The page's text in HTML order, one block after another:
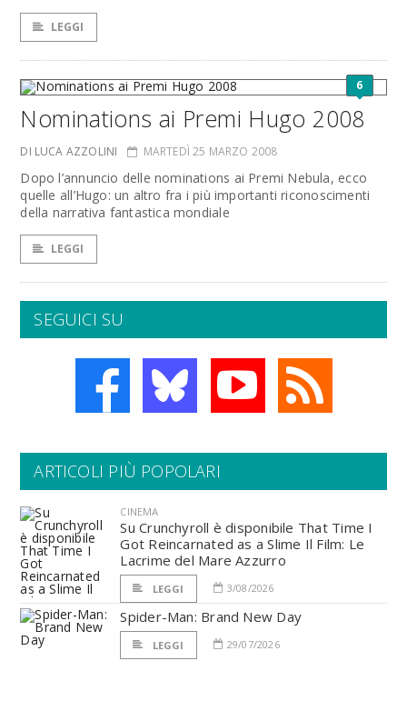
LEGGI
6
Nominations ai Premi Hugo 2008
DI LUCA AZZOLINI MARTEDÌ 25 MARZO 2008
Dopo l’annuncio delle nominations ai Premi Nebula, ecco
quelle all’Hugo: un altro fra i più importanti riconoscimenti
della narrativa fantastica mondiale
LEGGI
SEGUICI SU
ARTICOLI PIÙ POPOLARI
CINEMA
Su Crunchyroll è disponibile That Time I
Got Reincarnated as a Slime Il Film: Le
Lacrime del Mare Azzurro
LEGGI 3/08/2026
Spider-Man: Brand New Day
LEGGI 29/07/2026